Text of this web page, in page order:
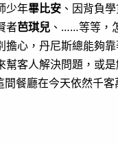
少年畢比安 、因背負
者芭琪兒 、……等等，
擔心，丹尼斯總能夠
幫客人解決問題，或
間餐廳在今天依然千